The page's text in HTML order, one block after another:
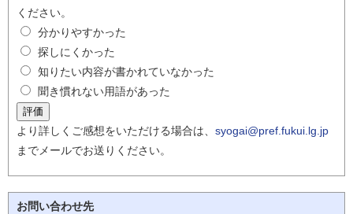
ください。
分かりやすかった
探しにくかった
知りたい内容が書かれていなかった
聞き慣れない用語があった
より詳しくご感想をいただける場合は、 syogai@pref.fukui.lg.jp
までメールでお送りください。
お問い合わせ先